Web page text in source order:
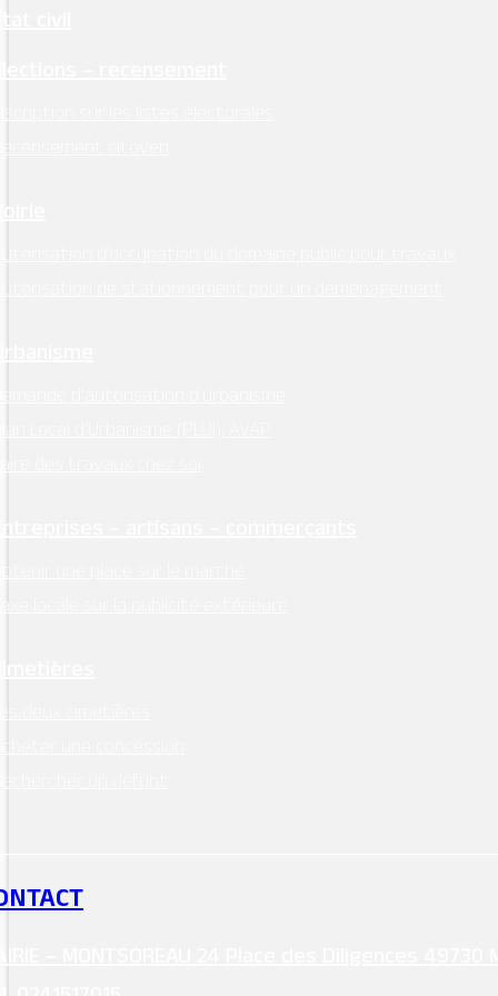
civil
– recensement
sur les listes électorales
citoyen
d’occupation du domaine public pour travaux
de stationnement pour un déménagement
d’autorisation d’urbanisme
Local d’Urbanisme (PLUI), AVAP
des travaux chez soi
– artisans – commerçants
une place sur le marché
locale sur la publicité extérieure
deux cimetières
une concession
un défunt
– MONTSOREAU 24 Place des Diligences